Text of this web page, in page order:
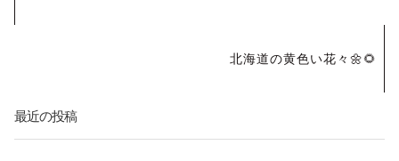
稿
ゲ
北海道の黄色い花々🌼🌻
最近の投稿